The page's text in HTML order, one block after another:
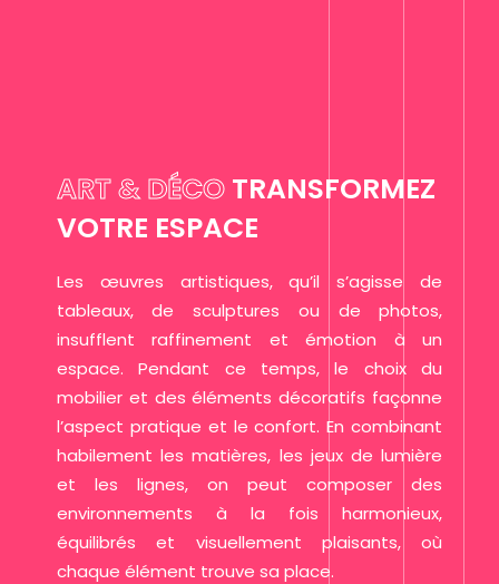
ART & DÉCOTRANSFORMEZ
VOTRE ESPACE
Les œuvres artistiques, qu’il s’agisse de
tableaux, de sculptures ou de photos,
insufflent raffinement et émotion à un
espace. Pendant ce temps, le choix du
mobilier et des éléments décoratifs façonne
l’aspect pratique et le confort. En combinant
habilement les matières, les jeux de lumière
et les lignes, on peut composer des
environnements à la fois harmonieux,
équilibrés et visuellement plaisants, où
chaque élément trouve sa place.